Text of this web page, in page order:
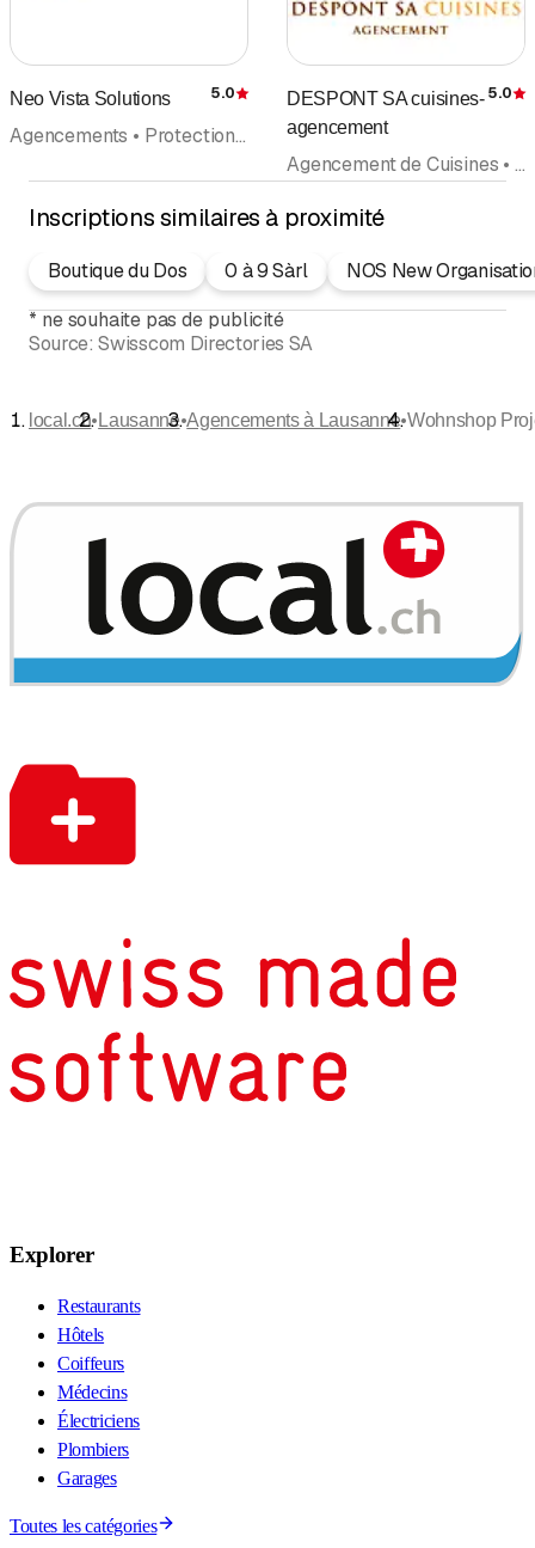
Neo Vista Solutions Évaluation
5.0
Agencements • Protection contre le soleil • Rénovation • Stratifiés • Revêtements de Sols
DESPONT SA cuisines-
agencement
5.0
Agencement de Cuisines • Agencements • Aménagements d'intérieurs • Construction de cuisines et expositions de cuisines • Construction de Cuisines • Agencements et accessoires de salles de Bains
Inscriptions similaires à proximité
Boutique du Dos 0 à 9 Sàrl
NOS New
* ne souhaite pas de publicité
Source: Swisscom Directories SA
local.ch• Lausanne•Agencements à Lausanne•Wohnshop
Explorer
Restaurants
Hôtels
Coiffeurs
Médecins
Électriciens
Plombiers
Garages
Toutes les catégories